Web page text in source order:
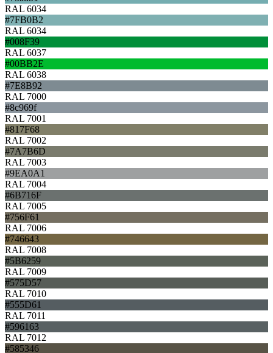
RAL 6034
#7FB0B2
RAL 6034
#008F39
RAL 6037
#00BB2E
RAL 6038
#7E8B92
RAL 7000
#8c969f
RAL 7001
#817F68
RAL 7002
#7A7B6D
RAL 7003
#9EA0A1
RAL 7004
#6B716F
RAL 7005
#756F61
RAL 7006
#746643
RAL 7008
#5B6259
RAL 7009
#575D57
RAL 7010
#555D61
RAL 7011
#596163
RAL 7012
#585346